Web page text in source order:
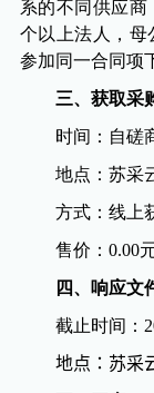
系的不同供应
个以上法人，母
参加同一合同项
三、获取采
时间： 自磋
地点：苏采
方式：线上
售价： 0.00
四、响应文
截止时间：
地点：苏采